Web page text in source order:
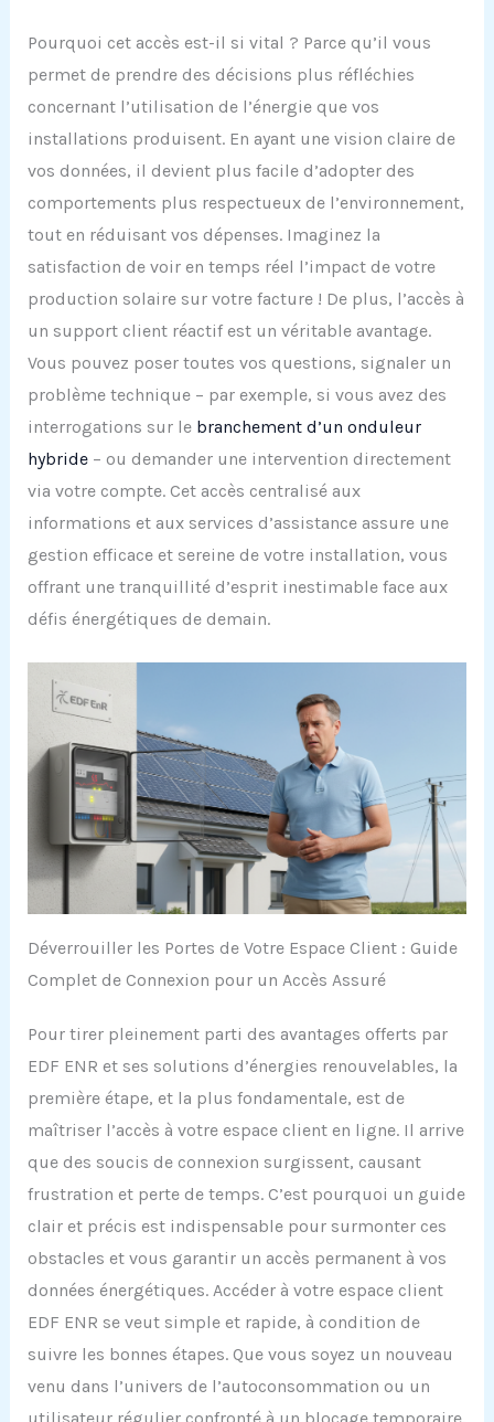
Pourquoi cet accès est-il si vital ? Parce qu’il vous
permet de prendre des décisions plus réfléchies
concernant l’utilisation de l’énergie que vos
installations produisent. En ayant une vision claire de
vos données, il devient plus facile d’adopter des
comportements plus respectueux de l’environnement,
tout en réduisant vos dépenses. Imaginez la
satisfaction de voir en temps réel l’impact de votre
production solaire sur votre facture ! De plus, l’accès à
un support client réactif est un véritable avantage.
Vous pouvez poser toutes vos questions, signaler un
problème technique – par exemple, si vous avez des
interrogations sur le branchement d’un onduleur
hybride– ou demander une intervention directement
via votre compte. Cet accès centralisé aux
informations et aux services d’assistance assure une
gestion efficace et sereine de votre installation, vous
offrant une tranquillité d’esprit inestimable face aux
défis énergétiques de demain.
Déverrouiller les Portes de Votre Espace Client : Guide
Complet de Connexion pour un Accès Assuré
Pour tirer pleinement parti des avantages offerts par
EDF ENR et ses solutions d’énergies renouvelables, la
première étape, et la plus fondamentale, est de
maîtriser l’accès à votre espace client en ligne. Il arrive
que des soucis de connexion surgissent, causant
frustration et perte de temps. C’est pourquoi un guide
clair et précis est indispensable pour surmonter ces
obstacles et vous garantir un accès permanent à vos
données énergétiques. Accéder à votre espace client
EDF ENR se veut simple et rapide, à condition de
suivre les bonnes étapes. Que vous soyez un nouveau
venu dans l’univers de l’autoconsommation ou un